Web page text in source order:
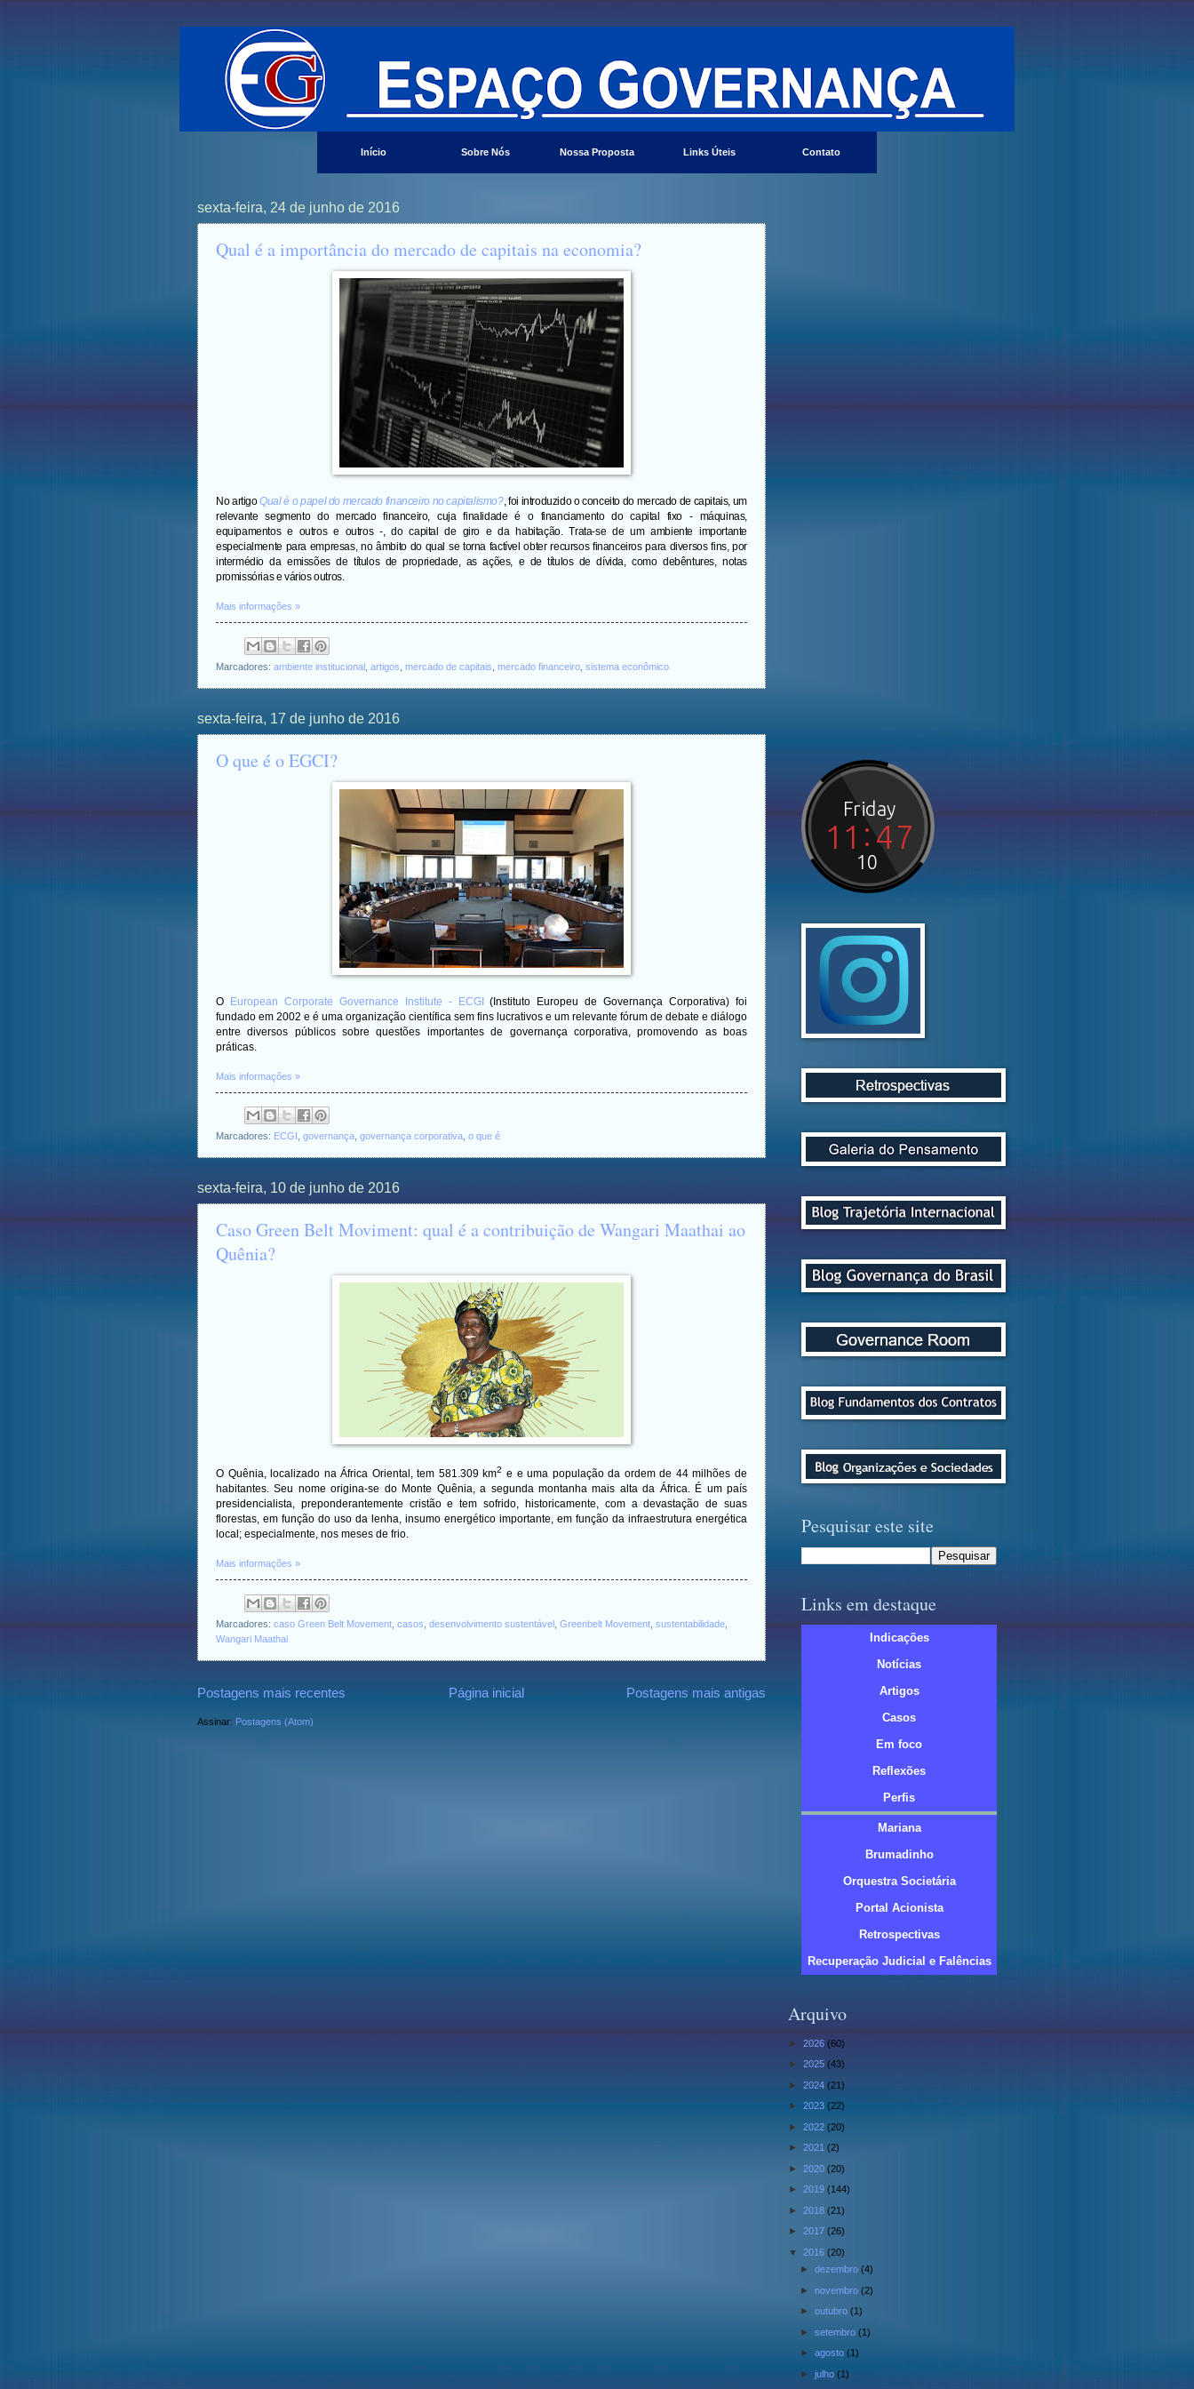
Início Sobre Nós Nossa Proposta Links Úteis Contato
sexta-feira, 24 de junho de 2016
Qual é a importância do mercado de capitais na economia?
No artigoQual é o papel do mercado financeiro no capitalismo?, foi introduzido o conceito do mercado de capitais, um
relevante segmento do mercado financeiro, cuja finalidade é o financiamento do capital fixo - máquinas,
equipamentos e outros e outros -, do capital de giro e da habitação. Trata-se de um ambiente importante
especialmente para empresas, no âmbito do qual se torna factível obter recursos financeiros para diversos fins, por
intermédio da emissões de títulos de propriedade, as ações, e de títulos de dívida, como debêntures, notas
promissórias e vários outros.
Mais informações »
Marcadores: ambiente institucional artigos mercado de capitais mercado financeiro sistema econômico
sexta-feira, 17 de junho de 2016
O que é o EGCI?
O European Corporate Governance Institute - ECGI
(Instituto Europeu de Governança Corporativa) foi
fundado em 2002 e é uma organização científica sem fins lucrativos e um relevante fórum de debate e diálogo
entre diversos públicos sobre questões importantes de governança corporativa, promovendo as boas
práticas.
Mais informações »
Marcadores: ECGI governança governança corporativa o que é
sexta-feira, 10 de junho de 2016
Caso Green Belt Moviment: qual é a contribuição de Wangari Maathai ao
Quênia?
O Quênia, localizado na África Oriental, tem 581.309 km2 e e uma população da ordem de 44 milhões de
habitantes. Seu nome origina-se do Monte Quênia, a segunda montanha mais alta da África. É um país
presidencialista, preponderantemente cristão e tem sofrido, historicamente, com a devastação de suas
florestas, em função do uso da lenha, insumo energético importante, em função da infraestrutura energética
local; especialmente, nos meses de frio.
Mais informações »
Marcadores: caso Green Belt Movement casos desenvolvimento sustentável Greenbelt Movement sustentabilidade
Wangari Maathai
Postagens mais recentes Postagens mais antigas
Página inicial
Assinar: Postagens (Atom)
Pesquisar este site
Links em destaque
Indicações
Notícias
Artigos
Casos
Em foco
Reflexões
Perfis
Mariana
Brumadinho
Orquestra Societária
Portal Acionista
Retrospectivas
Recuperação Judicial e Falências
Arquivo
► 2026 (60)
► 2025 (43)
► 2024 (21)
► 2023 (22)
► 2022 (20)
► 2021 (2)
► 2020 (20)
► 2019 (144)
► 2018 (21)
► 2017 (26)
▼ 2016 (20)
►dezembro(4)
►novembro(2)
►outubro(1)
►setembro(1)
►agosto(1)
►julho(1)